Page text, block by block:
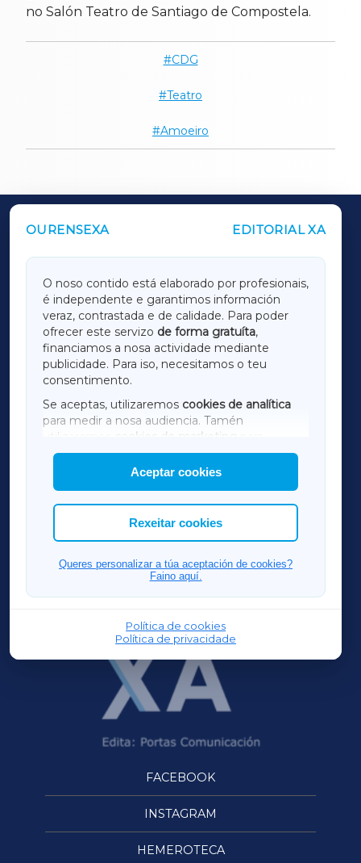
no Salón Teatro de Santiago de Compostela.
CDG
Teatro
Amoeiro
OURENSEXA EDITORIAL XA
O noso contido está elaborado por profesionais,
é independente e garantimos información
veraz, contrastada e de calidade. Para poder
ofrecer este servizo de forma gratuíta,
financiamos a nosa actividade mediante
publicidade. Para iso, necesitamos o teu
consentimento.
Se aceptas, utilizaremos cookies de analítica
para medir a nosa audiencia. Tamén
utilizaremos
cookies de marketing
mostrar publicidade de terceiros.
Así mesmo, podes personalizar a elección das
cookies que desexas permitir.
Aceptar cookies
Rexeitar cookies
Queres personalizar a túa aceptación de cookies?
Faino aquí.
Política de cookies
Política de privacidade
OUTROS PERIÓDICOS
LUGOXA
TERRACHAXA
AMARIÑAXA
RIBEIRASACRAXA
ACORUÑAXA
FERROLXA
OURENSEXA
FACEBOOK
INSTAGRAM
HEMEROTECA